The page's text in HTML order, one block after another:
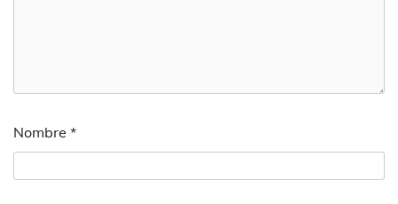
Nombre *